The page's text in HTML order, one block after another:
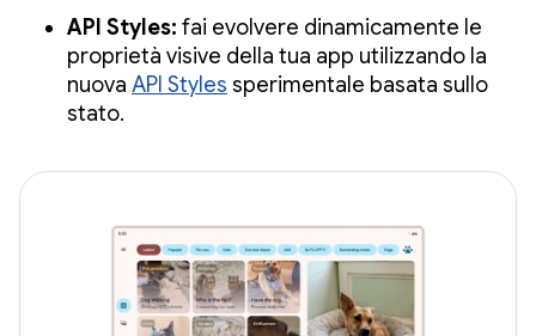
API Styles: fai evolvere dinamicamente le
proprietà visive della tua app utilizzando la
nuova API Styles sperimentale basata sullo
stato.